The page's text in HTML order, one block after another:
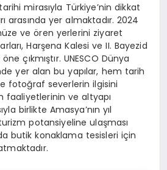
mirasıyla Türkiye’nin dikkat
arasında yer almaktadır. 2024
ve ören yerlerini ziyaret
Harşena Kalesi ve II. Bayezid
çıkmıştır. UNESCO Dünya
yer alan bu yapılar, hem tarih
fotoğraf severlerin ilgisini
faaliyetlerinin ve altyapı
birlikte Amasya’nın yıl
potansiyeline ulaşması
butik konaklama tesisleri için